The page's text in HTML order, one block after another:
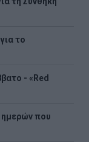
το
- «Red
που